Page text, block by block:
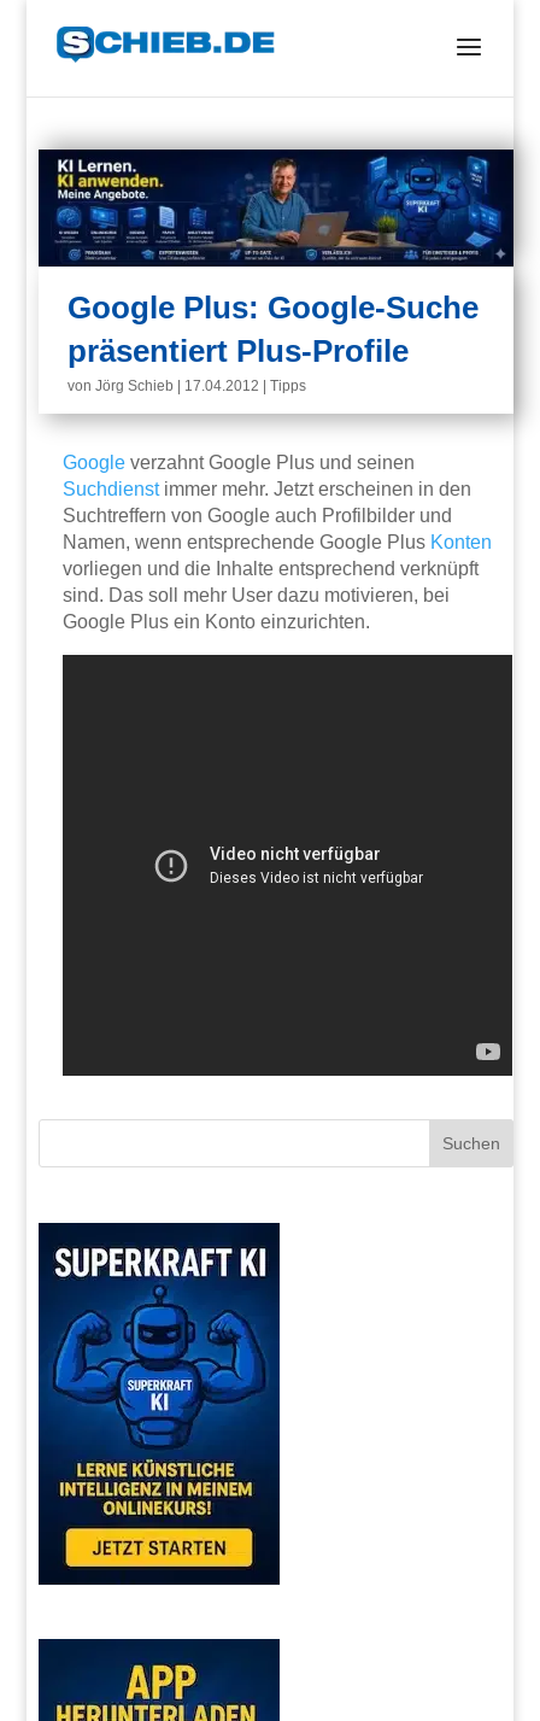
Google Plus: Google-Suche
präsentiert Plus-Profile
vonJörg Schieb 17.04.2012 |Tipps
Google verzahnt Google Plus und seinen
Suchdienstimmer mehr. Jetzt erscheinen in den
Suchtreffern von Google auch Profilbilder und
Namen, wenn entsprechende Google Plus Konten
vorliegen und die Inhalte entsprechend verknüpft
sind. Das soll mehr User dazu motivieren, bei
Google Plus ein Konto einzurichten.